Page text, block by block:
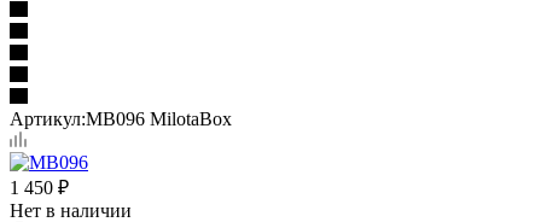
Артикул:MB096 MilotaBox
1 450 ₽
Нет в наличии